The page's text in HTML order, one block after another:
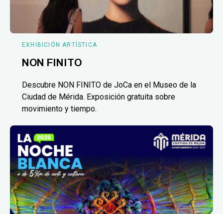
EXHIBICIÓN ARTÍSTICA
NON FINITO
Descubre NON FINITO de JoCa en el Museo de la
Ciudad de Mérida. Exposición gratuita sobre
movimiento y tiempo.